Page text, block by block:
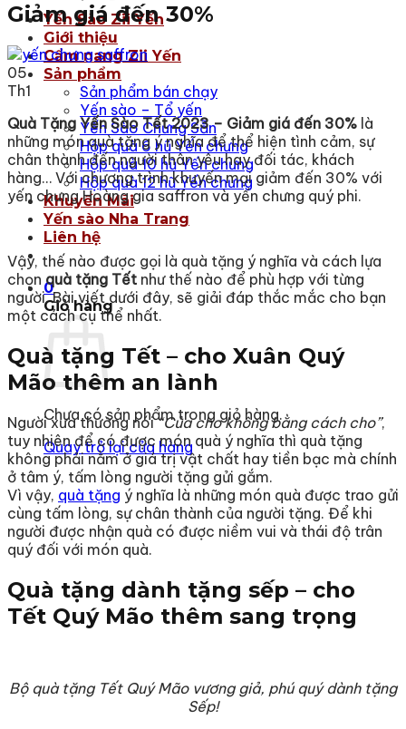
Yến Sào Zii Yến
Giới thiệu
Cẩm nang Zii Yến
Sản phẩm
Sản phẩm bán chạy
Yến sào – Tổ yến
Yến Sào Chưng Sẵn
Hộp quà 6 hũ Yến chưng
Hộp quà 10 hũ Yến chưng
Hộp quà 12 hũ Yến chưng
Khuyến Mãi
Yến sào Nha Trang
Liên hệ
0
Giỏ hàng
Chưa có sản phẩm trong giỏ hàng.
Quay trở lại cửa hàng
Giảm giá đến 30%
05
Th1
Quà Tặng Yến Sào Tết 2023 – Giảm giá đến 30% là
những món quà tặng ý nghĩa để thể hiện tình cảm, sự
chân thành đến người thân yêu hay đối tác, khách
hàng… Với chương trình khuyến mại giảm đến 30% với
yến chưng Hoàng gia saffron và yến chưng quý phi.
Vậy, thế nào được gọi là quà tặng ý nghĩa và cách lựa
chọn quà tặng Tết như thế nào để phù hợp với từng
người. Bài viết dưới đây, sẽ giải đáp thắc mắc cho bạn
một cách cụ thể nhất.
Quà tặng Tết – cho Xuân Quý
Mão thêm an lành
Người xưa thường nói“Của cho không bằng cách cho”,
tuy nhiên để có được món quà ý nghĩa thì quà tặng
không phải nằm ở giá trị vật chất hay tiền bạc mà chính
ở tâm ý, tấm lòng người tặng gửi gắm.
Vì vậy, quà tặng ý nghĩa là những món quà được trao gửi
cùng tấm lòng, sự chân thành của người tặng. Để khi
người được nhận quà có được niềm vui và thái độ trân
quý đối với món quà.
Quà tặng dành tặng sếp – cho
Tết Quý Mão thêm sang trọng
Bộ quà tặng Tết Quý Mão vương giả, phú quý dành tặng
Sếp!